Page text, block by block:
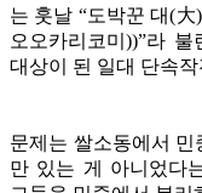
는 훗날 “도박꾼 대(
오오카리코미))”라 불
대상이 된 일대 단속
문제는 쌀소동에서
만 있는 게 아니었다